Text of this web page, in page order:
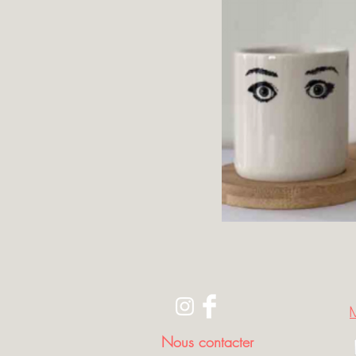
Nous contacter